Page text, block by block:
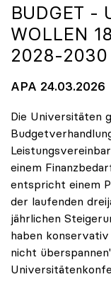
BUDGET -
WOLLEN
2028-2030
APA 24.03.2026
Die Universitäten
einem
entspricht einem
der laufenden
jährlichen
haben
nicht